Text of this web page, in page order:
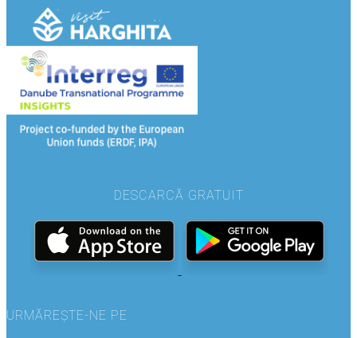
DESCARCĂ GRATUIT
URMĂREȘTE-NE PE